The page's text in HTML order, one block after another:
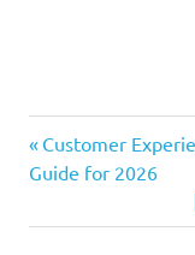
文
章
Previous
Post:
Customer
Guide for 2026